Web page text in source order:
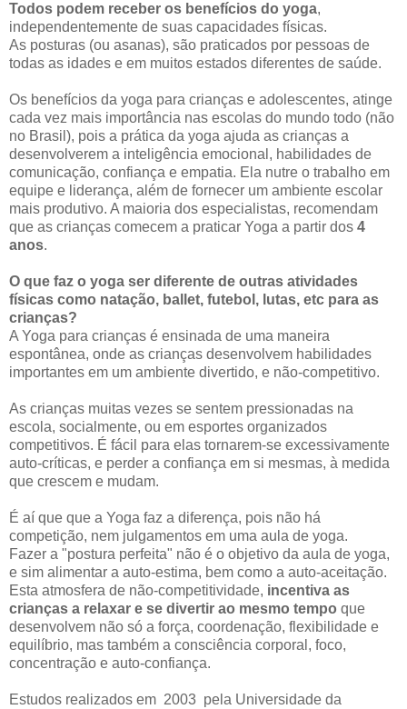
Todos podem receber os benefícios do yoga,
independentemente de suas capacidades físicas.
As posturas (ou asanas), são praticados por pessoas de
todas as idades e em muitos estados diferentes de saúde.
Os benefícios da yoga para crianças e adolescentes, atinge
cada vez mais importância nas escolas do mundo todo (não
no Brasil), pois a prática da yoga ajuda as crianças a
desenvolverem a inteligência emocional, habilidades de
comunicação, confiança e empatia. Ela nutre o trabalho em
equipe e liderança, além de fornecer um ambiente escolar
mais produtivo. A maioria dos especialistas, recomendam
que as crianças comecem a praticar Yoga a partir dos 4
anos.
O que faz o yoga ser diferente de outras atividades
físicas como natação, ballet, futebol, lutas, etc para as
crianças?
A Yoga para crianças é ensinada de uma maneira
espontânea, onde as crianças desenvolvem habilidades
importantes em um ambiente divertido, e não-competitivo.
As crianças muitas vezes se sentem pressionadas na
escola, socialmente, ou em esportes organizados
competitivos. É fácil para elas tornarem-se excessivamente
auto-críticas, e perder a confiança em si mesmas, à medida
que crescem e mudam.
É aí que que a Yoga faz a diferença, pois não há
competição, nem julgamentos em uma aula de yoga.
Fazer a "postura perfeita" não é o objetivo da aula de yoga,
e sim alimentar a auto-estima, bem como a auto-aceitação.
Esta atmosfera de não-competitividade, incentiva as
crianças a relaxar e se divertir ao mesmo tempo que
desenvolvem não só a força, coordenação, flexibilidade e
equilíbrio, mas também a consciência corporal, foco,
concentração e auto-confiança.
Estudos realizados em 2003 pela Universidade da